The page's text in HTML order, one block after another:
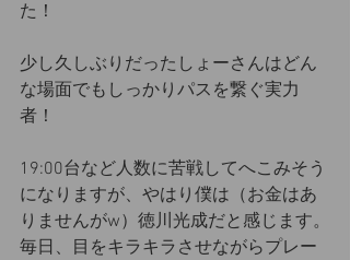
た！
少し久しぶりだったしょーさんはどん
な場面でもしっかりパスを繋ぐ実力
者！
19:00台など人数に苦戦してへこみそう
になりますが、やはり僕は（お金はあ
りませんがw）徳川光成だと感じます。
毎日、目をキラキラさせながらプレー